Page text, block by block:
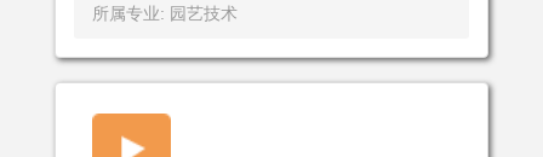
所属专业: 园艺技术